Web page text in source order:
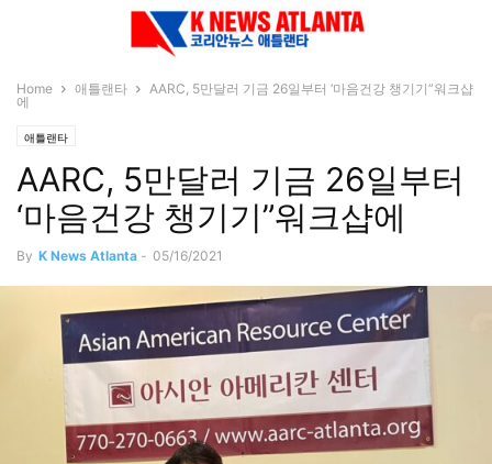
Home 애틀랜타
AARC, 5만달러 기금 26일부터 ‘마음건강 챙기기”워크샵
에
애틀랜타
AARC, 5만달러 기금 26일부터
‘마음건강 챙기기”워크샵에
By K News Atlanta - 05/16/2021